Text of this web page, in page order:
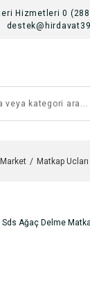
Hizmetleri 0
Market Matkap Ucları